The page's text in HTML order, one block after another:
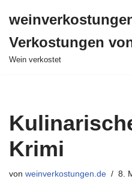
Inhalt
springen
Verkostungen
Wein verkostet
Krimi
von weinverkostungen.de 8.